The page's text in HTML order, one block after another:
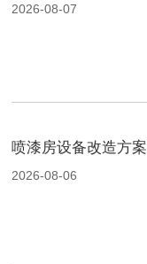
2026-08-07
喷漆房设备改造方案
2026-08-06